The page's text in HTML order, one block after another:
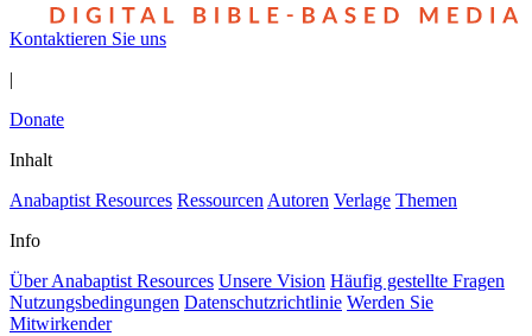
Kontaktieren Sie uns
|
Donate
Inhalt
Anabaptist Resources Ressourcen Autoren Verlage Themen
Info
Über Anabaptist Resources Unsere Vision Häufig gestellte Fragen
Nutzungsbedingungen Datenschutzrichtlinie Werden Sie
Mitwirkender